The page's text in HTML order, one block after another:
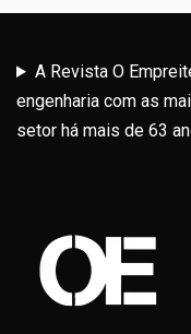
A Revista O
engenharia com as
setor há mais de 63